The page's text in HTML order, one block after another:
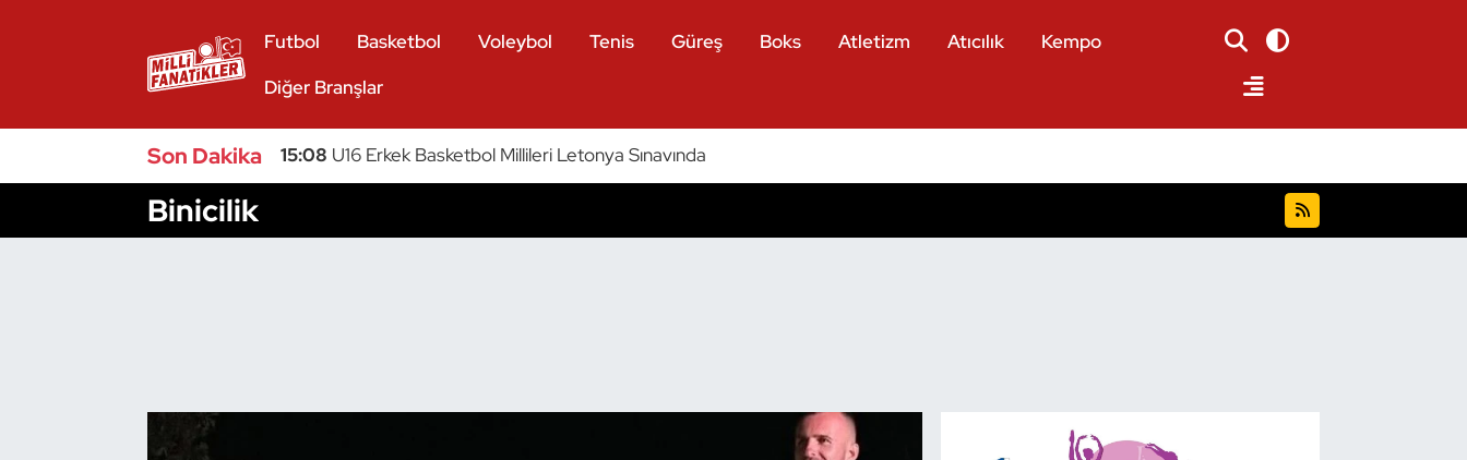
Futbol Basketbol Voleybol Tenis Güreş Boks Atletizm Atıcılık
Kempo
Diğer Branşlar
Son Dakika 15:08 U16 Erkek Basketbol Millileri Letonya Sınavında
Binicilik
Badminton